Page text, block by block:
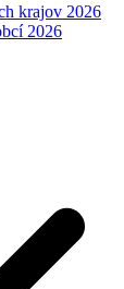
krajov 2026
2026